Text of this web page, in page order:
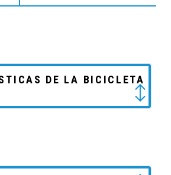
DE LA BICICLETA